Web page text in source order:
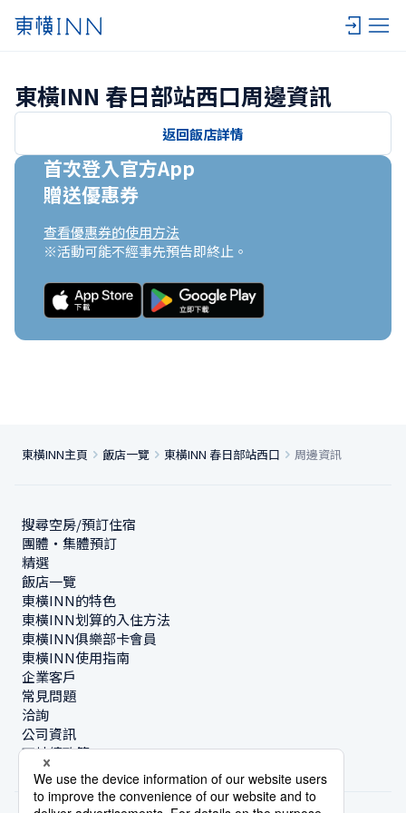
東橫INN 春日部站西口周邊資訊
返回飯店詳情
首次登入官方App
贈送優惠券
查看優惠券的使用方法
※活動可能不經事先預告即終止。
東橫INN主頁 飯店一覽 東橫INN 春日部站西口 周邊資訊
搜尋空房/預訂住宿
團體・集體預訂
精選
飯店一覽
東橫INN的特色
東橫INN划算的入住方法
東橫INN俱樂部卡會員
東橫INN使用指南
企業客戶
常見問題
洽詢
公司資訊
可持續政策